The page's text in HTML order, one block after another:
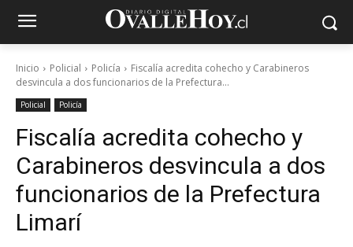
Inicio Policial Policía
Fiscalía acredita cohecho y Carabineros
desvincula a dos funcionarios de la Prefectura...
Policial Policía
Fiscalía acredita cohecho y
Carabineros desvincula a dos
funcionarios de la Prefectura
Limarí